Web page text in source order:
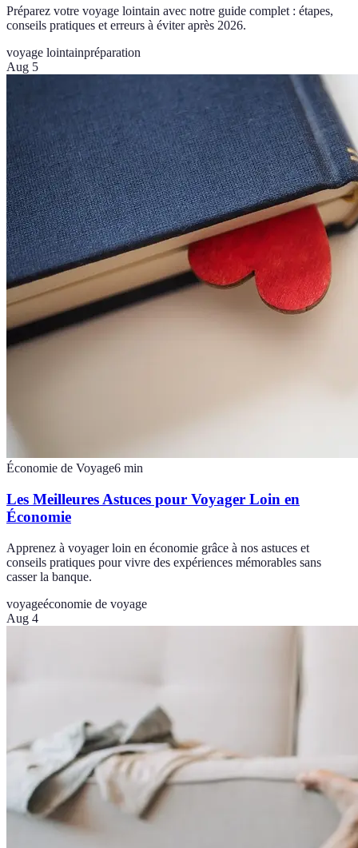
Préparez votre voyage lointain avec notre guide complet : étapes,
conseils pratiques et erreurs à éviter après 2026.
voyage lointainpréparation
Aug 5
Économie de Voyage6 min
Les Meilleures Astuces pour Voyager Loin en
Économie
Apprenez à voyager loin en économie grâce à nos astuces et
conseils pratiques pour vivre des expériences mémorables sans
casser la banque.
voyageéconomie de voyage
Aug 4